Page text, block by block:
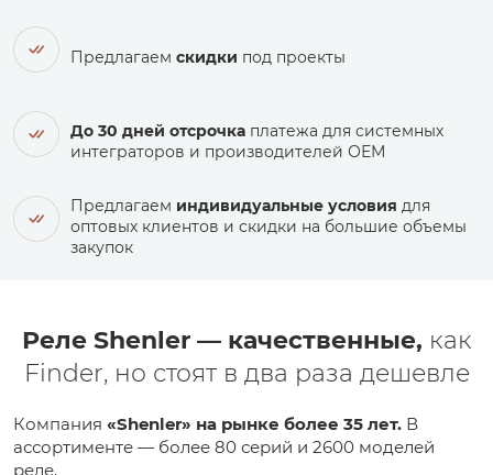
Предлагаем скидки под проекты
До 30 дней отсрочка платежа для системных
интеграторов и производителей ОЕМ
Предлагаем индивидуальные условия для
оптовых клиентов и скидки на большие объемы
закупок
Реле Shenler — качественные, как
Finder, но стоят в два раза дешевле
Компания «Shenler» на рынке более 35 лет. В
ассортименте — более 80 серий и 2600 моделей
реле.